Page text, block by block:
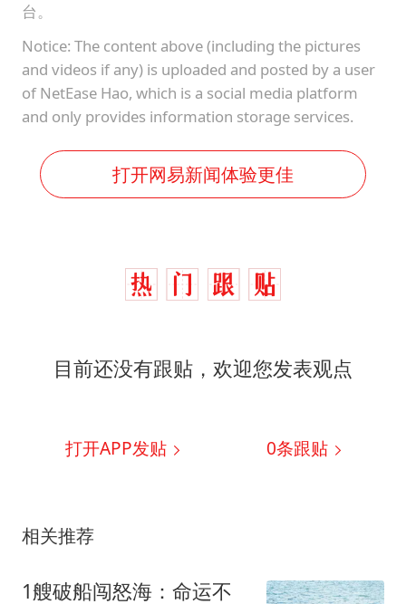
台。
Notice: The content above (including the pictures
and videos if any) is uploaded and posted by a user
of NetEase Hao, which is a social media platform
and only provides information storage services.
打开网易新闻体验更佳
目前还没有跟贴，欢迎您发表观点
打开APP发贴 0条跟贴
相关推荐
1艘破船闯怒海：命运不